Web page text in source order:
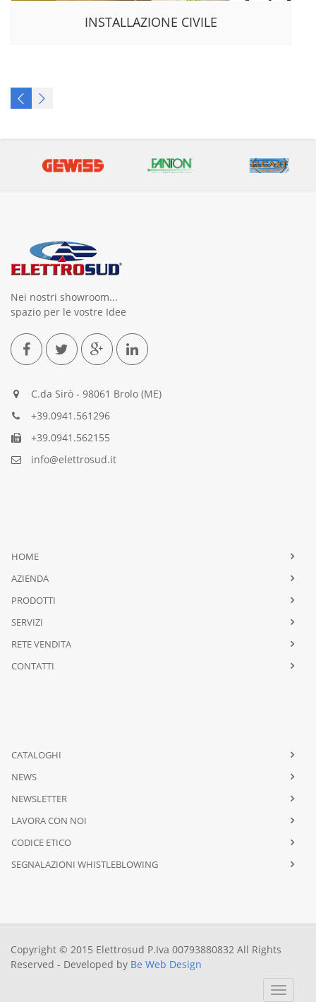
INSTALLAZIONE CIVILE
Nei nostri showroom...
spazio per le vostre Idee
C.da Sirò - 98061 Brolo (ME)
+39.0941.561296
+39.0941.562155
info@elettrosud.it
HOME
AZIENDA
PRODOTTI
SERVIZI
RETE VENDITA
CONTATTI
CATALOGHI
NEWS
NEWSLETTER
LAVORA CON NOI
CODICE ETICO
SEGNALAZIONI WHISTLEBLOWING
Copyright © 2015 Elettrosud P.Iva 00793880832 All Rights
Reserved - Developed by Be Web Design
Toggle